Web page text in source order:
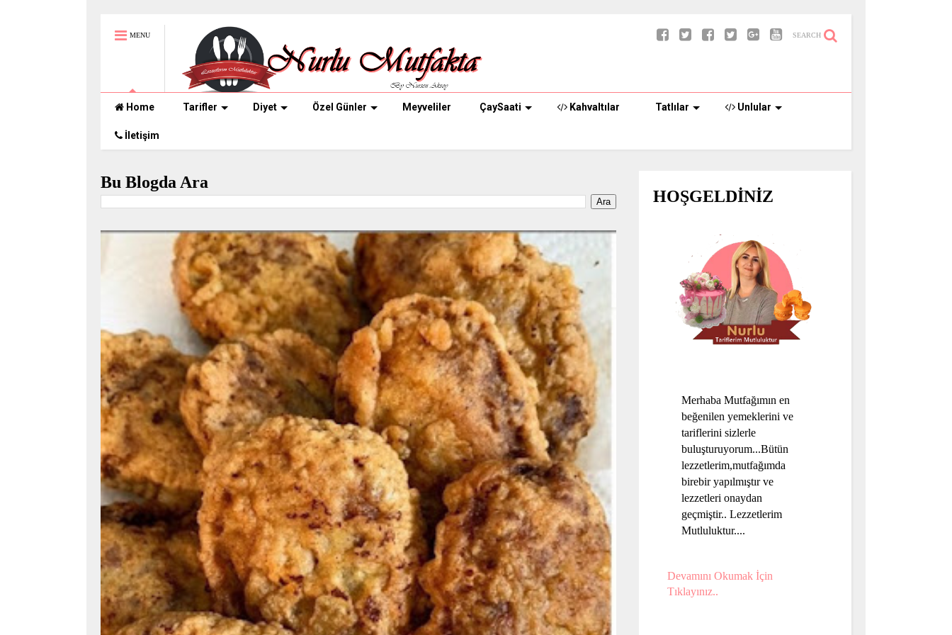
MENU SEARCH
Home Tarifler Diyet Özel Günler Meyveliler ÇaySaati Kahvaltılar Tatlılar Unlular
İletişim
Bu Blogda Ara
HOŞGELDİNİZ
Merhaba Mutfağımın en
beğenilen yemeklerini ve
tariflerini sizlerle
buluşturuyorum...Bütün
lezzetlerim,mutfağımda
birebir yapılmıştır ve
lezzetleri onaydan
geçmiştir.. Lezzetlerim
Mutluluktur....
Devamını Okumak İçin
Tıklayınız..